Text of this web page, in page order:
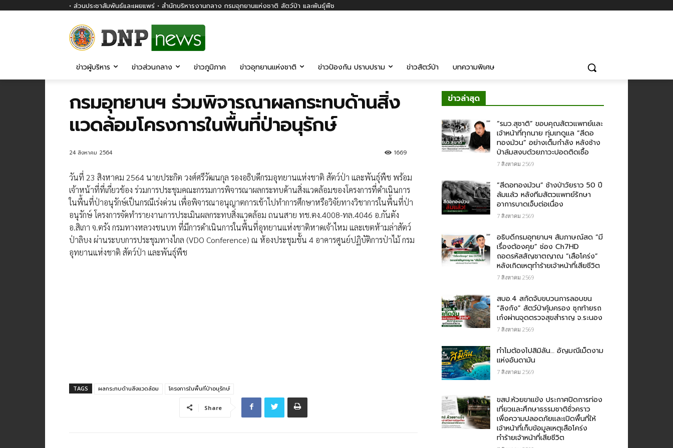
• ส่วนประชาสัมพันธ์และเผยแพร่ • สำนักบริหารงานกลาง กรมอุทยานแห่งชาติ สัตว์ป่า และพันธุ์พืช
ข่าวผู้บริหาร ข่าวส่วนกลาง ข่าวภูมิภาค ข่าวอุทยานแห่งชาติ ข่าวป้องกัน ปราบปราม ข่าวสัตว์ป่า บทความพิเศษ
กรมอุทยานฯ ร่วมพิจารณาผลกระทบด้านสิ่ง
แวดล้อมโครงการในพื้นที่ป่าอนุรักษ์
24 สิงหาคม 2564 1669
วันที่ 23 สิงหาคม 2564 นายประกิต วงศ์ศรีวัฒนกุล รองอธิบดี​กรม​อุทยาน​แห่งชาติ​ สัตว์ป่า​ และ​พันธุ์พืช พร้อม
เจ้าหน้าที่ที่เกี่ยวข้อง​ ร่วมการประชุม​คณะกรรมการพิจารณาผลกระทบด้านสิ่งแวดล้อมของโครงการที่ดำเนินการ
ในพื้นที่ป่าอนุรักษ์เป็นกรณีเร่งด่วน เพื่อพิจารณาอนุญาตการเข้าไปทำการศึกษาหรือวิจัยทางวิชาการในพื้นที่ป่า
อนุรักษ์ โครงการจัดทำรายงานการประเมินผลกระทบสิ่งแวดล้อม ถนนสาย ทช.ตง.4008-ทล.4046 อ.กันตัง
อ.สิเกา จ.ตรัง กรมทางหลวง​ชนบท ที่มีการดำเนินการในพื้นที่อุทยานแห่งชาติหาดเจ้าไหม และเขตห้ามล่าสัตว์
ป่าลิบง ผ่านระบบการประชุมทางไกล (VDO Conference) ณ ห้องประชุมชั้น 4 อาคารศูนย์ปฏิบัติการป่าไม้ กรม
อุทยานแห่งชาติ สัตว์ป่า และพันธุ์พืช
TAGS ผลกระทบด้านสิ่งแวดล้อม โครงการในพื้นที่ป่าอนุรักษ์
Share
ข่าวล่าสุด
“รมว.สุชาติ” ขอบคุณสัตวแพทย์และ
เจ้าหน้าที่ทุกนาย ทุ่มเทดูแล “สีดอ
ทองม้วน” อย่างเต็มกำลัง หลังช้าง
ป่าล้มสงบด้วยภาวะปอดติดเชื้อ
7 สิงหาคม 2569
“สีดอทองม้วน” ช้างป่าวัยราว 50 ปี
ล้มแล้ว หลังทีมสัตวแพทย์รักษา
อาการบาดเจ็บต่อเนื่อง
7 สิงหาคม 2569
อธิบดีกรมอุทยานฯ สัมภาษณ์สด “มี
เรื่องต้องคุย” ช่อง Ch7HD
ถอดรหัสสัญชาตญาณ “เสือโคร่ง”
หลังเกิดเหตุทำร้ายเจ้าหน้าที่เสียชีวิต
7 สิงหาคม 2569
สบอ.4 สกัดจับขบวนการลอบขน
“ลิงกัง” สัตว์ป่าคุ้มครอง ซุกท้ายรถ
เก๋งผ่านจุดตรวจสุขสำราญ จ.ระนอง
7 สิงหาคม 2569
ทำไมต้องไปสิมิลัน… อัญมณีเม็ดงาม
แห่งอันดามัน
7 สิงหาคม 2569
ขสป.ห้วยขาแข้ง ประกาศปิดการท่อง
เที่ยวและศึกษาธรรมชาติชั่วคราว
เพื่อความปลอดภัยและเปิดพื้นที่ให้
เจ้าหน้าที่เก็บข้อมูลเหตุเสือโคร่ง
ทำร้ายเจ้าหน้าที่เสียชีวิต